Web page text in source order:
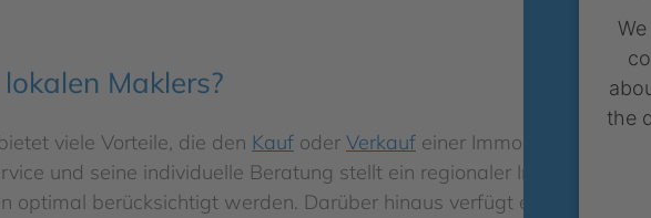
Maklers?
viele Vorteile, die den Kauf oder Verkauf einer Immobilie
und seine individuelle Beratung stellt ein regionaler
optimal berücksichtigt werden. Darüber hinaus verfügt er über
the